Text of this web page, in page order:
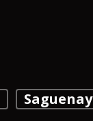
Saguenay